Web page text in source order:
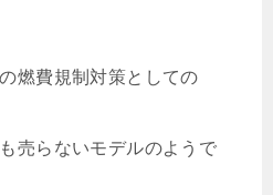
燃費規制対策としての
売らないモデルのようで